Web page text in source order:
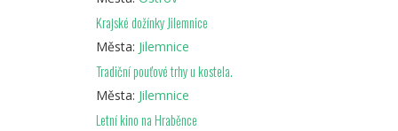
Krajské dožínky Jilemnice
Města: Jilemnice
Tradiční pouťové trhy u kostela.
Města: Jilemnice
Letní kino na Hraběnce